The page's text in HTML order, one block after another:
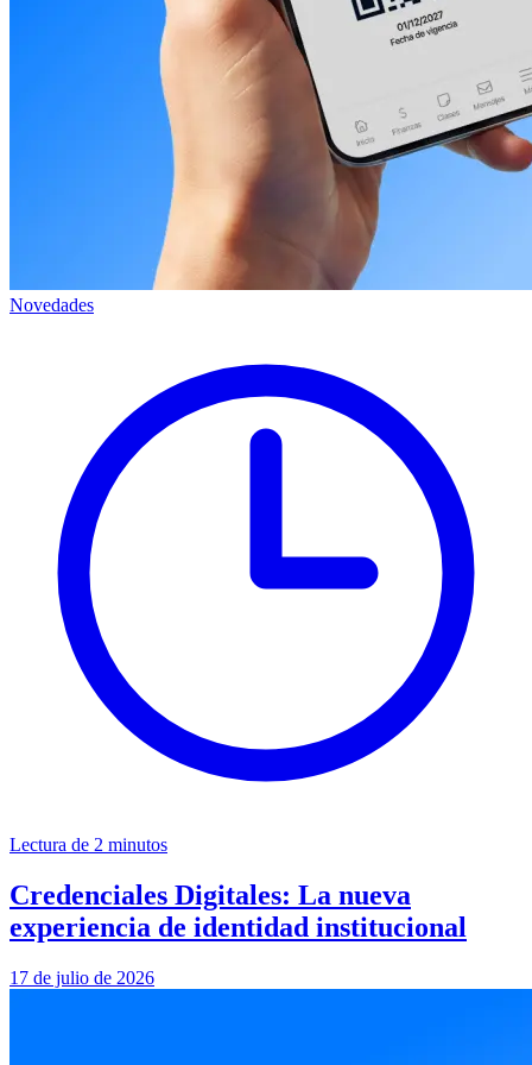
Novedades
Lectura de 2 minutos
Credenciales Digitales: La nueva
experiencia de identidad institucional
17 de julio de 2026